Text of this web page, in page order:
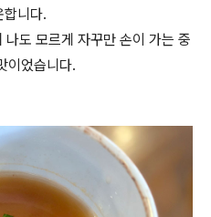
합니다.
도 모르게 자꾸만 손이 가는 중
이었습니다.